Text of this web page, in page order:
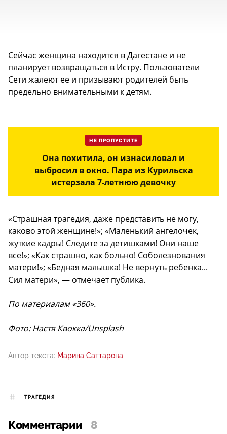
Сейчас женщина находится в Дагестане и не
планирует возвращаться в Истру. Пользователи
Сети жалеют ее и призывают родителей быть
предельно внимательными к детям.
НЕ ПРОПУСТИТЕ
Она похитила, он изнасиловал и
выбросил в окно. Пара из Курильска
истерзала 7-летнюю девочку
«Страшная трагедия, даже представить не могу,
каково этой женщине!»; «Маленький ангелочек,
жуткие кадры! Следите за детишками! Они наше
все!»; «Как страшно, как больно! Соболезнования
матери!»; «Бедная малышка! Не вернуть ребенка...
Сил матери», — отмечает публика.
По материалам «360».
Фото: Настя Квокка/Unsplash
Автор текста: Марина Саттарова
ТРАГЕДИЯ
Комментарии 8